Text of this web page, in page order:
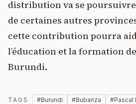
distribution va se poursuivre
de certaines autres
cette contribution pourra
l’éducation et la formation
Burundi.
TAGS #Burundi #Bubanza #Pascal